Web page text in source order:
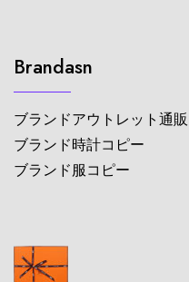
Brandasn
ブランドアウトレット通販
ブランド時計コピー
ブランド服コピー